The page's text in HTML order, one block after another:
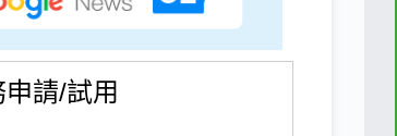
請/試用